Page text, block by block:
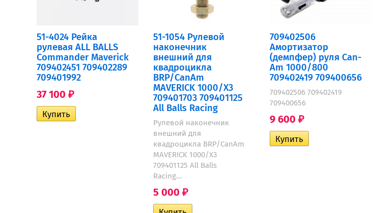
51-4024 Рейка
рулевая ALL BALLS
Commander Maverick
709402451 709402289
709401992
37 100 ₽
51-1054 Рулевой
наконечник
внешний для
квадроцикла
BRP/CanAm
MAVERICK 1000/X3
709401703 709401125
All Balls Racing
Рулевой наконечник
внешний для
квадроцикла BRP/CanAm
MAVERICK 1000/X3
709401125 All Balls
Racing...
5 000 ₽
709402506
Амортизатор
(демпфер) руля Can-
Am 1000/800
709402419 709400656
709402506 709402419
709400656
9 600 ₽